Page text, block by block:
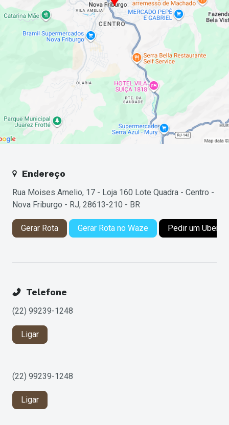
Endereço
Rua Moises Amelio, 17 - Loja 160 Lote Quadra - Centro -
Nova Friburgo - RJ, 28613-210 - BR
Gerar Rota Gerar Rota no Waze Pedir um Uber
Telefone
(22) 99239-1248
Ligar
(22) 99239-1248
Ligar